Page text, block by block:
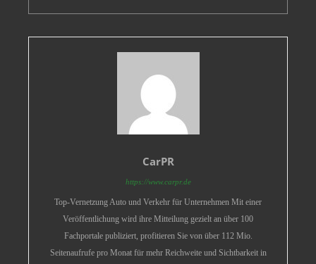
CarPR
https://www.carpr.de
Top-Vernetzung Auto und Verkehr für Unternehmen Mit einer
Veröffentlichung wird ihre Mitteilung gezielt an über 100
Fachportale publiziert, profitieren Sie von über 112 Mio.
Seitenaufrufe pro Monat für mehr Reichweite und Sichtbarkeit in